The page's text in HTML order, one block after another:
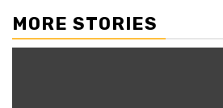
MORE STORIES